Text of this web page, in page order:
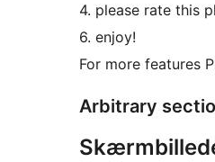
4. please rate this
6. enjoy!
For more features
Arbitrary